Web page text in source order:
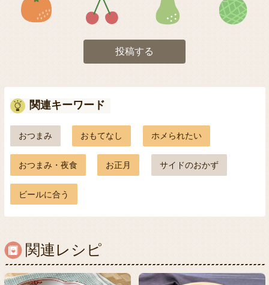
投稿する
関連キーワード
おつまみ おもてなし ホメられたい
おつまみ・夜食 お正月 サイドのおかず
ビールに合う
関連レシピ